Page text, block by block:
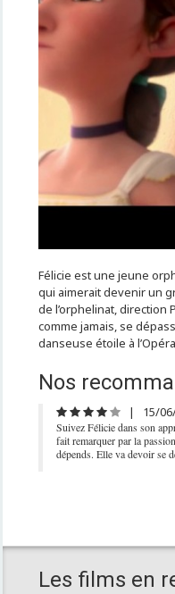
Félicie est une jeune
qui aimerait devenir un
de l’orphelinat, direction
comme jamais, se
danseuse étoile à
Nos
| 15/
Suivez Félicie dans son
fait remarquer par la
dépends. Elle va devoir se
Les films en